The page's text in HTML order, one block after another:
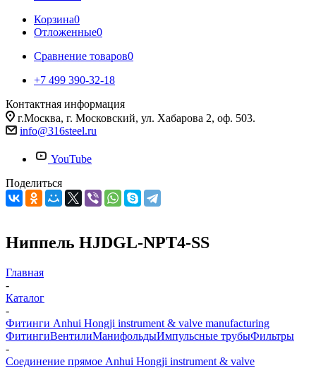
Корзина0
Отложенные0
Сравнение товаров0
+7 499 390-32-18
Контактная информация
г.Москва, г. Московский, ул. Хабарова 2, оф. 503.
info@316steel.ru
YouTube
Поделиться
Ниппель HJDGL-NPT4-SS
Главная
-
Каталог
-
Фитинги Anhui Hongji instrument & valve manufacturing
ФитингиВентилиМанифольдыИмпульсные трубыФильтры
-
Соединение прямое Anhui Hongji instrument & valve